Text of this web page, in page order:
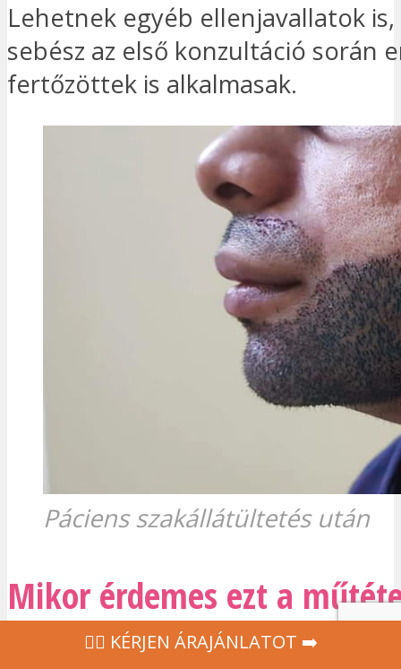
Lehetnek egyéb ellenjavallatok
sebész az első konzultáció során
fertőzöttek is alkalmasak.
Páciens szakállátültetés után
Mikor érdemes ezt a
választani?
‍👩‍⚕ KÉRJEN ÁRAJÁNLATOT ➡️